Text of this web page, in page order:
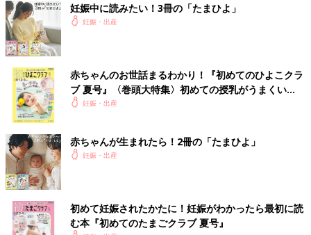
妊娠中に読みたい！3冊の「たまひよ」
妊娠・出産
赤ちゃんのお世話まるわかり！『初めてのひよこクラ
ブ 夏号』〈巻頭大特集〉初めての授乳がうまくい
く！ おっぱい・ミルクの基本と夏のトラブル 解決テ
妊娠・出産
赤ちゃんが生まれたら！2冊の「たまひよ」
妊娠・出産
初めて妊娠されたかたに！妊娠がわかったら最初に読
む本『初めてのたまごクラブ 夏号』